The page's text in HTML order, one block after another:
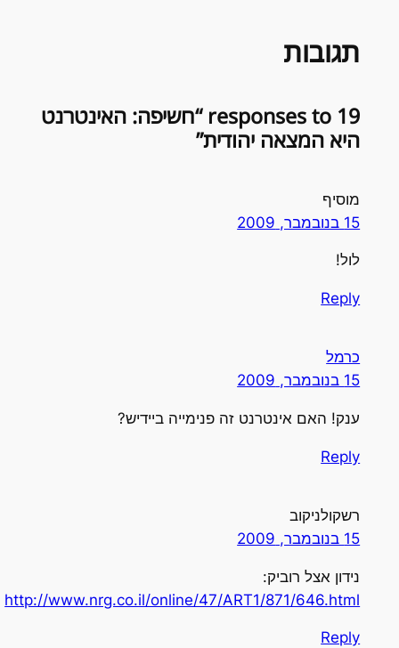
תגובות
19 responses to “חשיפה: האינטרנט
היא המצאה יהודית”
מוסיף
15 בנובמבר, 2009
לול!
Reply
כרמל
15 בנובמבר, 2009
ענק! האם אינטרנט זה פנימייה ביידיש?
Reply
רשקולניקוב
15 בנובמבר, 2009
נידון אצל רוביק:
http://www.nrg.co.il/online/47/ART1/871/646.html
Reply